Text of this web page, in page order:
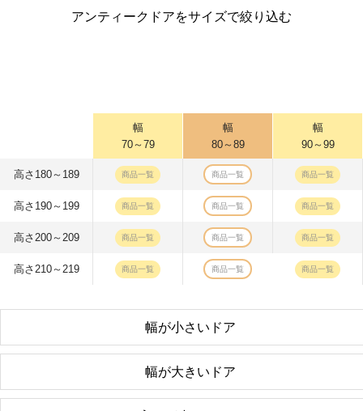
アンティークドアをサイズで絞り込む
幅
70～79
幅
80～89
幅
90～99
高さ180～189 商品一覧 商品一覧 商品一覧
高さ190～199 商品一覧 商品一覧 商品一覧
高さ200～209 商品一覧 商品一覧 商品一覧
高さ210～219 商品一覧 商品一覧 商品一覧
幅が小さいドア
幅が大きいドア